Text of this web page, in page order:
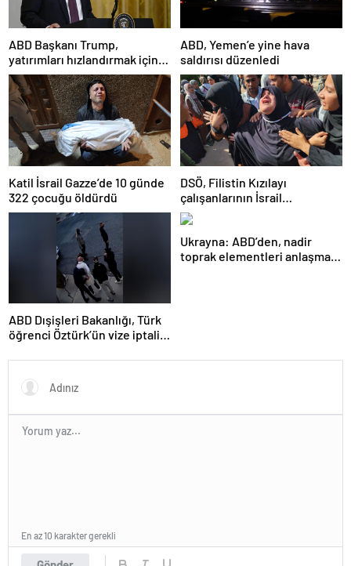
ABD Başkanı Trump,
yatırımları hızlandırmak için
yeni bir ofis kuruyor
ABD, Yemen’e yine hava
saldırısı düzenledi
Katil İsrail Gazze’de 10 günde
322 çocuğu öldürdü
DSÖ, Filistin Kızılayı
çalışanlarının İsrail
saldırısında öldürülmesini
kınadı
ABD Dışişleri Bakanlığı, Türk
öğrenci Öztürk’ün vize iptalini
Ukrayna: ABD’den, nadir
toprak elementleri anlaşması
En az 10 karakter gerekli